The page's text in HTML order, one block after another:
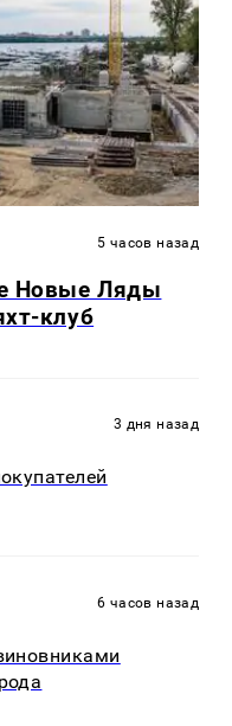
5 часов назад
Новые Ляды
клуб
3 дня назад
6 часов назад